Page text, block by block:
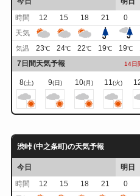
時間
12 15 18 21 0
天気
気温 23℃ 24℃ 22℃ 19℃ 19℃
7日間天気予報 14日
8(土) 9(日) 10(月) 11(火)
渋峠 (中之条町)の天気予報
今日
明日
時間
12 15 18 21 0